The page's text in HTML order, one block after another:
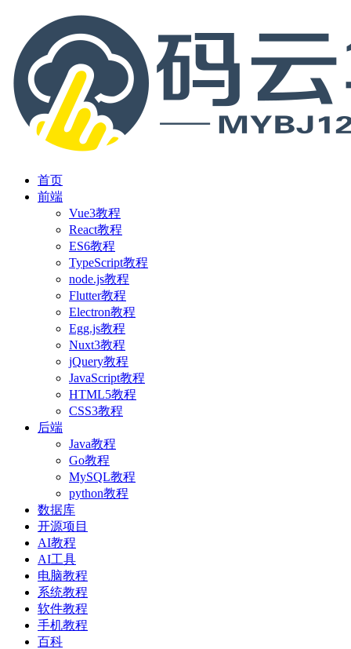
首页
前端
Vue3教程
React教程
ES6教程
TypeScript教程
node.js教程
Flutter教程
Electron教程
Egg.js教程
Nuxt3教程
jQuery教程
JavaScript教程
HTML5教程
CSS3教程
后端
Java教程
Go教程
MySQL教程
python教程
数据库
开源项目
AI教程
AI工具
电脑教程
系统教程
软件教程
手机教程
百科